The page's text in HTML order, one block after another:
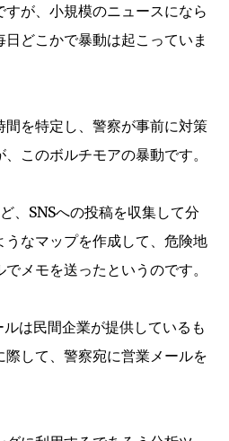
が、小規模のニュースになら
どこかで暴動は起こっていま
間を特定し、警察が事前に対策
このボルチモアの暴動です。
SNSへの投稿を収集して分
なマップを作成して、危険地
メモを送ったというのです。
ルは民間企業が提供しているも
して、警察宛に営業メールを